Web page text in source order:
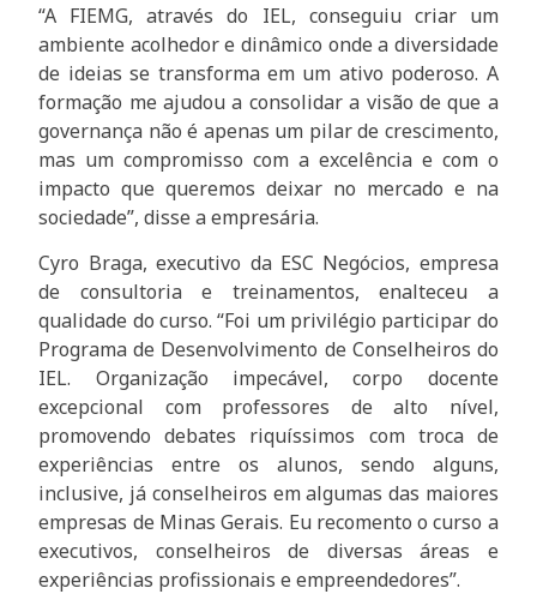
“A FIEMG, através do IEL, conseguiu criar um
ambiente acolhedor e dinâmico onde a diversidade
de ideias se transforma em um ativo poderoso. A
formação me ajudou a consolidar a visão de que a
governança não é apenas um pilar de crescimento,
mas um compromisso com a excelência e com o
impacto que queremos deixar no mercado e na
sociedade”, disse a empresária.
Cyro Braga, executivo da ESC Negócios, empresa
de consultoria e treinamentos, enalteceu a
qualidade do curso. “Foi um privilégio participar do
Programa de Desenvolvimento de Conselheiros do
IEL. Organização impecável, corpo docente
excepcional com professores de alto nível,
promovendo debates riquíssimos com troca de
experiências entre os alunos, sendo alguns,
inclusive, já conselheiros em algumas das maiores
empresas de Minas Gerais. Eu recomento o curso a
executivos, conselheiros de diversas áreas e
experiências profissionais e empreendedores”.